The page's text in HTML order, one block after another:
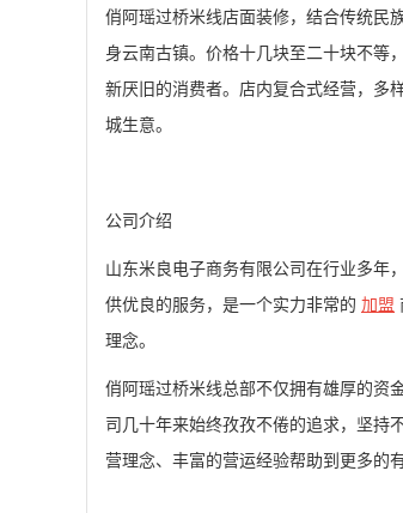
俏阿瑶过桥米线店面装修，结合传统民
身云南古镇。价格十几块至二十块不等
新厌旧的消费者。店内复合式经营，多
城生意。
公司介绍
山东米良电子商务有限公司在行业多年
供优良的服务，是一个实力非常的 加盟
理念。
俏阿瑶过桥米线总部不仅拥有雄厚的资
司几十年来始终孜孜不倦的追求，坚持
营理念、丰富的营运经验帮助到更多的